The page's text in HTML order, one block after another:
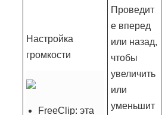
Настройка
громкости
FreeClip: эта
Проведит
е вперед
или назад,
чтобы
увеличить
или
уменьшит